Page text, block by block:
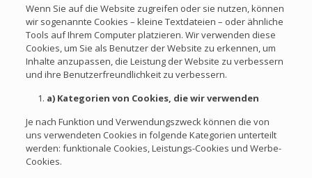
Wenn Sie auf die Website zugreifen oder sie nutzen, können
wir sogenannte Cookies – kleine Textdateien – oder ähnliche
Tools auf Ihrem Computer platzieren. Wir verwenden diese
Cookies, um Sie als Benutzer der Website zu erkennen, um
Inhalte anzupassen, die Leistung der Website zu verbessern
und ihre Benutzerfreundlichkeit zu verbessern.
a) Kategorien von Cookies, die wir verwenden
Je nach Funktion und Verwendungszweck können die von
uns verwendeten Cookies in folgende Kategorien unterteilt
werden: funktionale Cookies, Leistungs-Cookies und Werbe-
Cookies.